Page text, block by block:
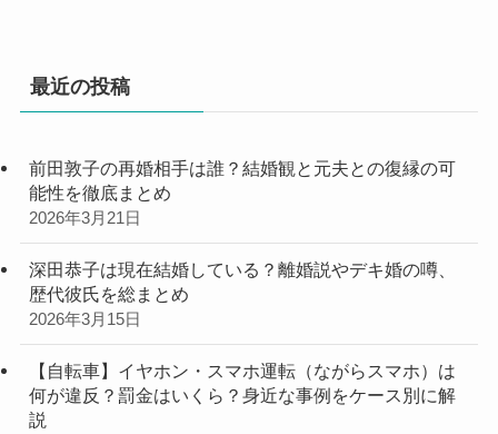
最近の投稿
前田敦子の再婚相手は誰？結婚観と元夫との復縁の可
能性を徹底まとめ
2026年3月21日
深田恭子は現在結婚している？離婚説やデキ婚の噂、
歴代彼氏を総まとめ
2026年3月15日
【自転車】イヤホン・スマホ運転（ながらスマホ）は
何が違反？罰金はいくら？身近な事例をケース別に解
説